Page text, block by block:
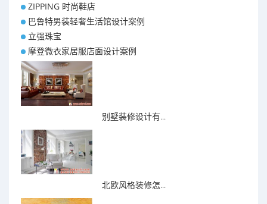
ZIPPING 时尚鞋店
巴鲁特男装轻奢生活馆设计案例
立强珠宝
摩登微衣家居服店面设计案例
别墅装修设计有...
北欧风格装修怎...